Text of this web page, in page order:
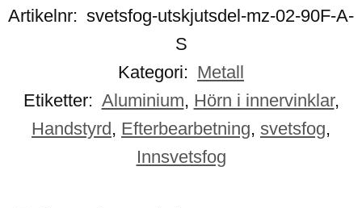
Artikelnr: svetsfog-utskjutsdel-mz-02-90F-A-
S
Kategori: Metall
Etiketter: Aluminium, Hörn i innervinklar,
Handstyrd, Efterbearbetning, svetsfog,
Innsvetsfog